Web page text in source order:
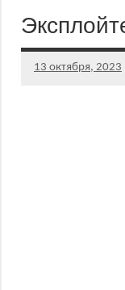
13 октября, 2023